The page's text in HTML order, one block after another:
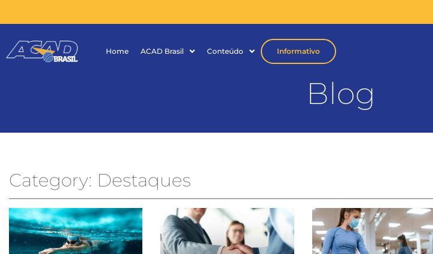
Home ACAD Brasil Conteúdo Informativo
Blog
Category: Destaques